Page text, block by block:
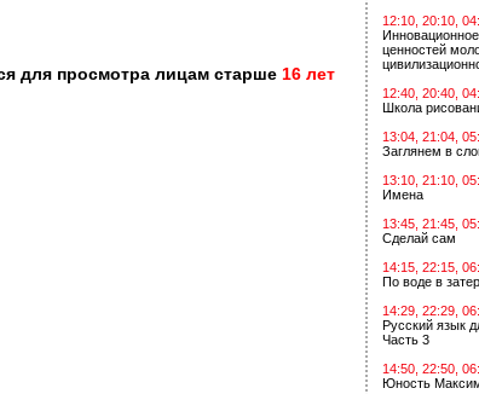
для просмотра лицам старше 16 лет
12:10, 20:10,
ценностей
12:40, 20:40,
Школа
13:04, 21:04,
Заглянем в
13:10, 21:10,
Имена
13:45, 21:45,
Сделай сам
14:15, 22:15,
По воде в
14:29, 22:29,
Русский язык
Часть 3
14:50, 22:50,
Юность